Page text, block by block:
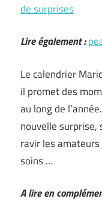
de surprises
Lire également :
Le calendrier
il promet des
au long de
nouvelle
ravir les
soins …
A lire en